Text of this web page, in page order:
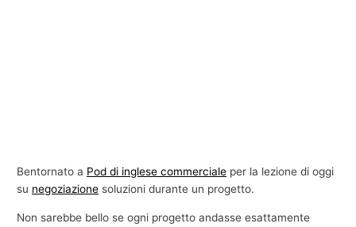
Bentornato a Pod di inglese commerciale per la lezione di oggi
su negoziazione soluzioni durante un progetto.
Non sarebbe bello se ogni progetto andasse esattamente